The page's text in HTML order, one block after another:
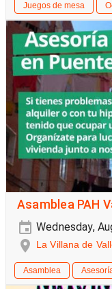
Juegos de mesa
Asamblea PAH
Wednesday,
La Villana de
Asamblea